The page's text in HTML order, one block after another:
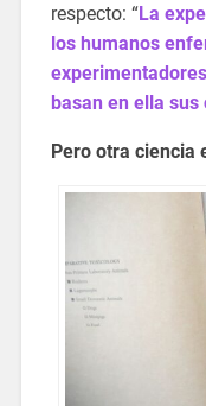
respecto: “La
los humanos
basan en ella
Pero otra ciencia